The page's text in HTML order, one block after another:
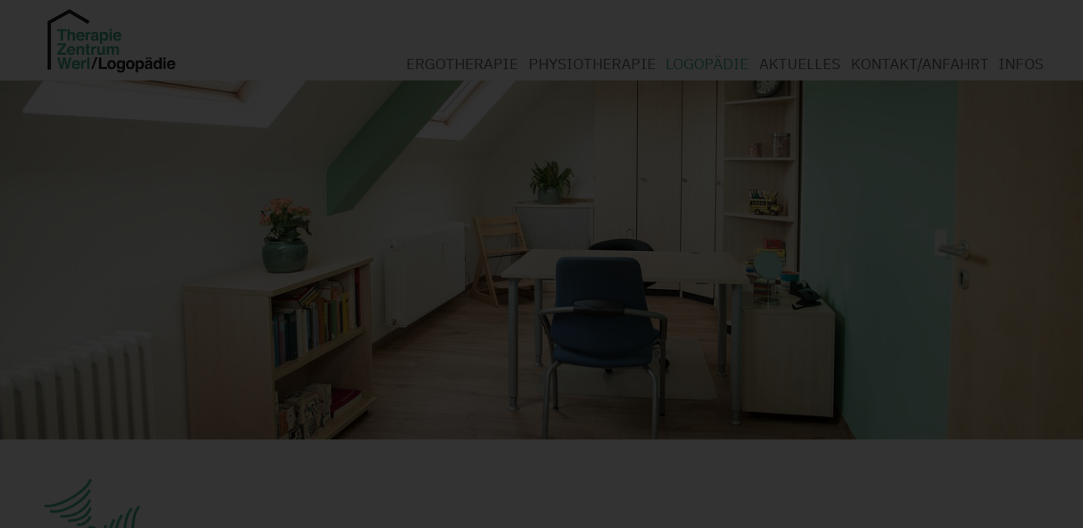
ERGOTHERAPIE
Willkommen bei der Ergotherapie
Was ist Ergotherapie?
Leistungsspektrum
Standort Wickede
Datenschutzerklärung
Jobs (1)
PHYSIOTHERAPIE
Willkommen bei der Physiotherapie
Leistungsspektrum
Datenschutzerklärung
Jobs (1)
LOGOPÄDIE
Willkommen in der Logopädie
Was ist Logopädie?
Datenschutzerklärung
AKTUELLES KONTAKT/ANFAHRT INFOS